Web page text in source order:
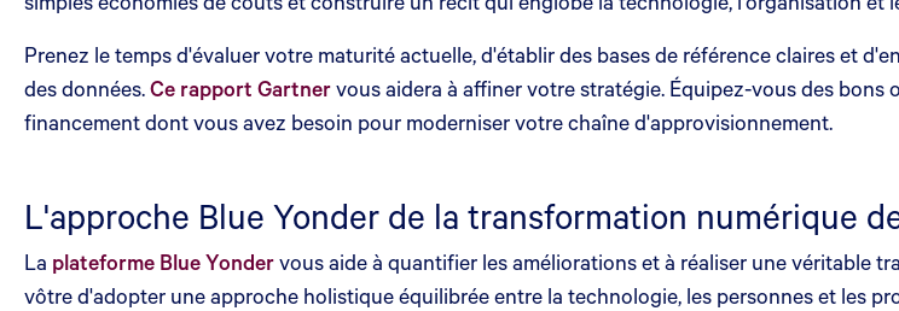
Prenez le temps d'évaluer votre maturité actuelle, d'établir des bases de référence claires et
des données.Ce rapport Gartnervous aidera à affiner votre stratégie. Équipez-vous des
financement dont vous avez besoin pour moderniser votre chaîne d'approvisionnement.
L'approche Blue Yonder de la transformation numérique
La plateforme Blue Yondervous aide à quantifier les améliorations et à réaliser une véritable
vôtre d'adopter une approche holistique équilibrée entre la technologie, les personnes et les